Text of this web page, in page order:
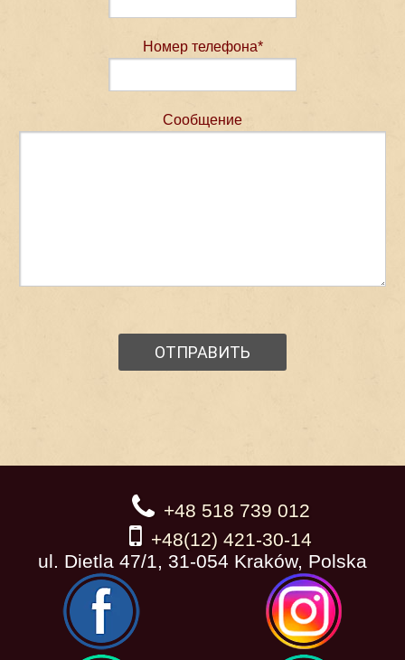
Номер телефона*
Сообщение
+48 518 739 012
+48(12) 421-30-14
ul. Dietla 47/1, 31-054 Kraków, Polska